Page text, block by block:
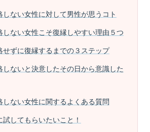
しない女性に対して男性が思うコト
しない女性こそ復縁しやすい理由５つ
せずに復縁するまでの３ステップ
しないと決意したその日から意識した
しない女性に関するよくある質問
してもらいたいこと！